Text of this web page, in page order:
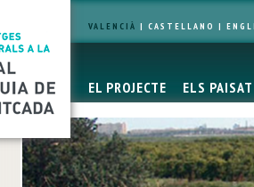
VALENCIÀ | CASTELLANO |
EL PROJECTE ELS